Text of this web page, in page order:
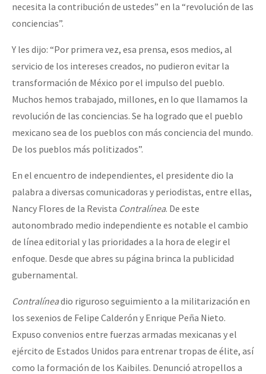
necesita la contribución de ustedes” en la “revolución de las
conciencias”.
Y les dijo: “Por primera vez, esa prensa, esos medios, al
servicio de los intereses creados, no pudieron evitar la
transformación de México por el impulso del pueblo.
Muchos hemos trabajado, millones, en lo que llamamos la
revolución de las conciencias. Se ha logrado que el pueblo
mexicano sea de los pueblos con más conciencia del mundo.
De los pueblos más politizados”.
En el encuentro de independientes, el presidente dio la
palabra a diversas comunicadoras y periodistas, entre ellas,
Nancy Flores de la Revista Contralínea. De este
autonombrado medio independiente es notable el cambio
de línea editorial y las prioridades a la hora de elegir el
enfoque. Desde que abres su página brinca la publicidad
gubernamental.
Contralíneadio riguroso seguimiento a la militarización en
los sexenios de Felipe Calderón y Enrique Peña Nieto.
Expuso convenios entre fuerzas armadas mexicanas y el
ejército de Estados Unidos para entrenar tropas de élite, así
como la formación de los Kaibiles. Denunció atropellos a